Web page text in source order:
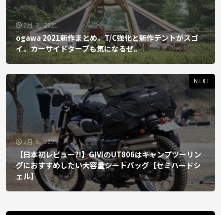
2月 3, 2021
ogawa 2021新作まとめ。T/C強化と新作テントがスゴ
イ。カーサイドタープも気になるぜ。
NEXT
2月 5, 2021
【日本初レビュー?!】GIVIのUT806はキャンプツーリン
グにおすすめしたい大容量シートバッグ【セミハードシ
ェル】